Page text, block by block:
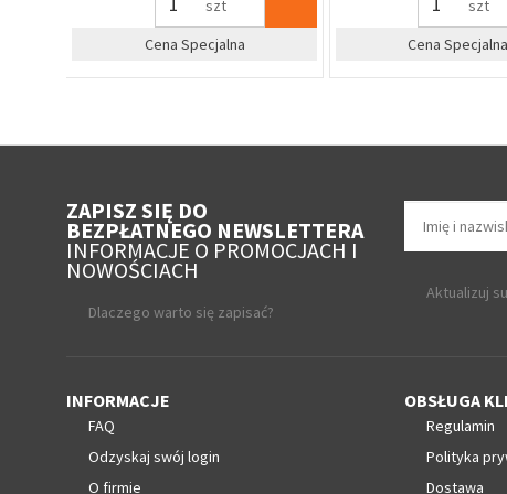
szt
Zapytaj o cenę dla firm
szt
Zapytaj o cenę
ZAPISZ SIĘ DO
BEZPŁATNEGO NEWSLETTERA
INFORMACJE O PROMOCJACH I
NOWOŚCIACH
Dlaczego warto się zapisać?
Aktualizuj
INFORMACJE
FAQ
Odzyskaj swój login
O firmie
OBSŁUGA
Regulamin
Polityka
Dostawa